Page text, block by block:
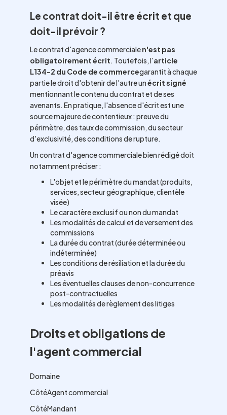
Le contrat doit-il être écrit et que
doit-il prévoir ?
Le contrat d'agence commercialen'est pas
obligatoirement écrit. Toutefois, l'article
L134-2 du Code de commercegarantit à chaque
partie le droit d'obtenir de l'autre unécrit signé
mentionnant le contenu du contrat et de ses
avenants. En pratique, l'absence d'écrit est une
source majeure de contentieux : preuve du
périmètre, des taux de commission, du secteur
d'exclusivité, des conditions de rupture.
Un contrat d'agence commerciale bien rédigé doit
notamment préciser :
L'objet et le périmètre du mandat (produits,
services, secteur géographique, clientèle
visée)
Le caractère exclusif ou non du mandat
Les modalités de calcul et de versement des
commissions
La durée du contrat (durée déterminée ou
indéterminée)
Les conditions de résiliation et la durée du
préavis
Les éventuelles clauses de non-concurrence
post-contractuelles
Les modalités de règlement des litiges
Droits et obligations de
l'agent commercial
Domaine
CôtéAgent commercial
CôtéMandant